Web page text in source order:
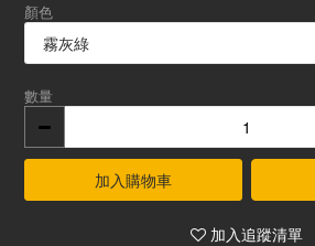
顏色
數量
加入購物車
加入追蹤清單